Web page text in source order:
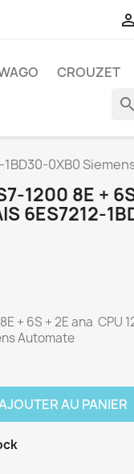

CROUZET
search
1BD30-0XB0
1200 8E +
6ES7212-
+ 6S + 2E ana CPU
Automate
AU PANIER